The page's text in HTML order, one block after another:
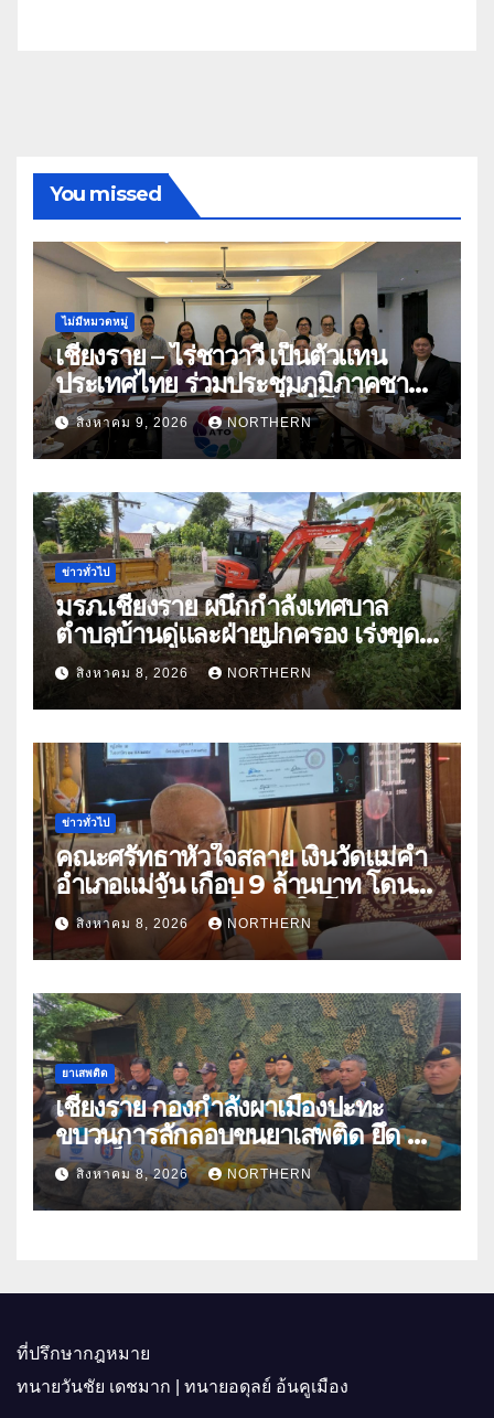
You missed
ไม่มีหมวดหมู่
เชียงราย – ไร่ชาวาวี เป็นตัวแทน
ประเทศไทย ร่วมประชุมภูมิภาคชา
อาเซียน ATO 2026 ที่อินโดนีเซีย
หารืออนาคตอุตสาหกรรมชา
ท่ามกลางความท้าทายโลก
สิงหาคม 9, 2026 NORTHERN
ข่าวทั่วไป
มรภ.เชียงราย ผนึกกำลังเทศบาล
ตำบลบ้านดู่และฝ่ายปกครอง เร่งขุด
ลอกสิ่งกีดขวางทางน้ำ ป้องกันและลด
ปัญหาน้ำท่วม
สิงหาคม 8, 2026 NORTHERN
ข่าวทั่วไป
คณะศรัทธาหัวใจสลาย เงินวัดแม่คำ
อำเภอแม่จัน เกือบ 9 ล้านบาท โดน
แก๊งคอลเซ็นเตอร์หลอกให้โอนข้าม
ปีกว่า 66 บัญชี
สิงหาคม 8, 2026 NORTHERN
ยาเสพติด
เชียงราย กองกำลังผาเมืองปะทะ
ขบวนการลักลอบขนยาเสพติด ยึด 2
ล้านเม็ด
สิงหาคม 8, 2026 NORTHERN
ที่ปรึกษากฎหมาย
ทนายวันชัย เดชมาก | ทนายอดุลย์ อ้นคูเมือง